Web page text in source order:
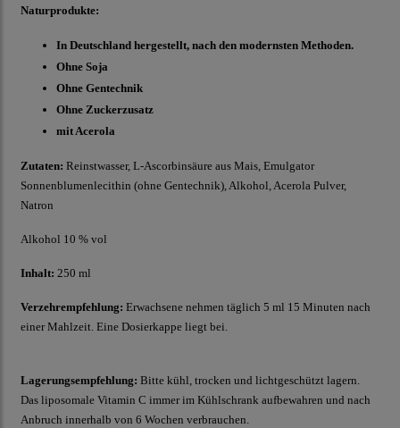
Naturprodukte:
In Deutschland hergestellt, nach den modernsten Methoden.
Ohne Soja
Ohne Gentechnik
Ohne Zuckerzusatz
mit Acerola
Zutaten: Reinstwasser, L-Ascorbinsäure aus Mais, Emulgator
Sonnenblumenlecithin (ohne Gentechnik), Alkohol, Acerola Pulver,
Natron
Alkohol 10 % vol
Inhalt: 250 ml
Verzehrempfehlung: Erwachsene nehmen täglich 5 ml 15 Minuten nach
einer Mahlzeit. Eine Dosierkappe liegt bei.
Lagerungsempfehlung: Bitte kühl, trocken und lichtgeschützt lagern.
Das liposomale Vitamin C immer im Kühlschrank aufbewahren und nach
Anbruch innerhalb von 6 Wochen verbrauchen.